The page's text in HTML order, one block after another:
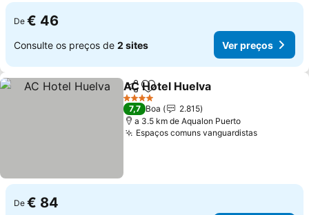
De € 46
Consulte os preços de 2 sites Ver preços
PartilharAdicionar aos favoritos
AC Hotel Huelva
4 Estrelas
7,7 Boa
2.815
a 3.5 km de Aqualon Puerto
Espaços comuns vanguardistas
De € 84